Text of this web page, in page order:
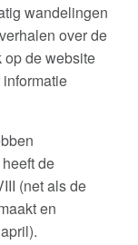
wandelingen
over de
op de website
de
(net als de
en